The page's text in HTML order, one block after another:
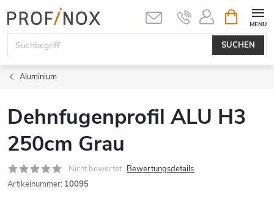
Inhalt
springen
SUCHEN
Aluminium
Dehnfugenprofil ALU H3
250cm Grau
Nicht bewertet Bewertungsdetails
Artikelnummer: 10095